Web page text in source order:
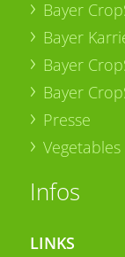
Bayer
Bayer
Bayer
Bayer
Presse
Infos
LINKS